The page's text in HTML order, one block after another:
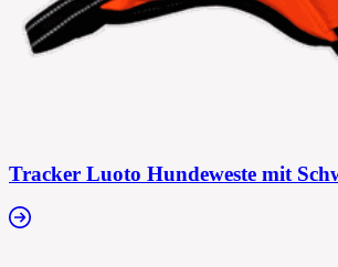
Tracker Luoto Hundeweste mit